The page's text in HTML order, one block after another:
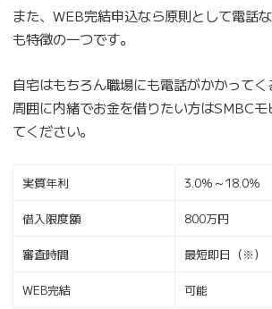
また、WEB完結申込なら原則として電話
も特徴の一つです。
自宅はもちろん職場にも電話がかかってく
周囲に内緒でお金を借りたい方はSMBC
てください。
実質年利 3.0％～18.0％
借入限度額 800万円
審査時間 最短即日（※）
WEB完結 可能